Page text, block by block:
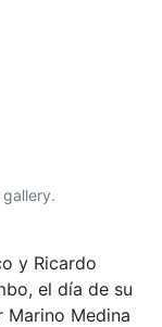
y Ricardo
el día de su
Marino Medina